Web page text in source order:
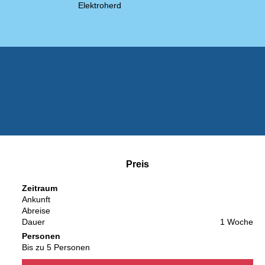
Elektroherd
Preis
Zeitraum
Ankunft
Abreise
Dauer
1 Woche
Personen
Bis zu 5 Personen